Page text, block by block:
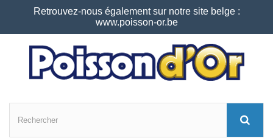
Retrouvez-nous également sur notre site belge :
www.poisson-or.be